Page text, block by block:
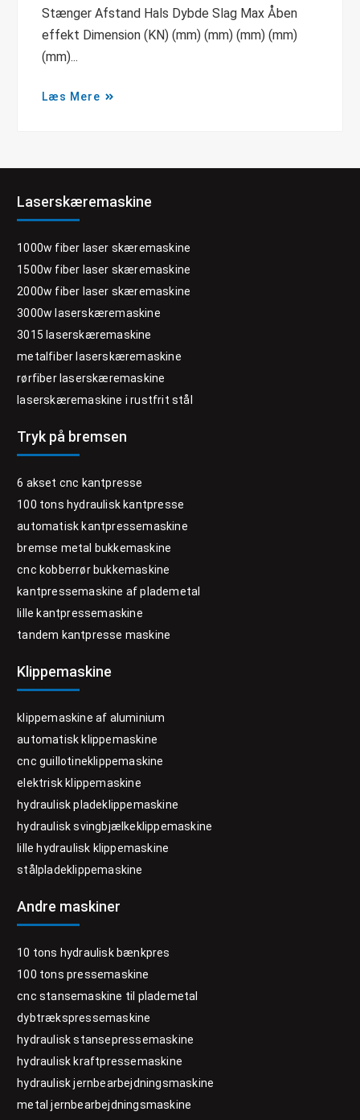
Stænger Afstand Hals Dybde Slag Max Åben
effekt Dimension (KN) (mm) (mm) (mm) (mm)
(mm)...
Læs Mere
Laserskæremaskine
1000w fiber laser skæremaskine
1500w fiber laser skæremaskine
2000w fiber laser skæremaskine
3000w laserskæremaskine
3015 laserskæremaskine
metalfiber laserskæremaskine
rørfiber laserskæremaskine
laserskæremaskine i rustfrit stål
Tryk på bremsen
6 akset cnc kantpresse
100 tons hydraulisk kantpresse
automatisk kantpressemaskine
bremse metal bukkemaskine
cnc kobberrør bukkemaskine
kantpressemaskine af plademetal
lille kantpressemaskine
tandem kantpresse maskine
Klippemaskine
klippemaskine af aluminium
automatisk klippemaskine
cnc guillotineklippemaskine
elektrisk klippemaskine
hydraulisk pladeklippemaskine
hydraulisk svingbjælkeklippemaskine
lille hydraulisk klippemaskine
stålpladeklippemaskine
Andre maskiner
10 tons hydraulisk bænkpres
100 tons pressemaskine
cnc stansemaskine til plademetal
dybtrækspressemaskine
hydraulisk stansepressemaskine
hydraulisk kraftpressemaskine
hydraulisk jernbearbejdningsmaskine
metal jernbearbejdningsmaskine